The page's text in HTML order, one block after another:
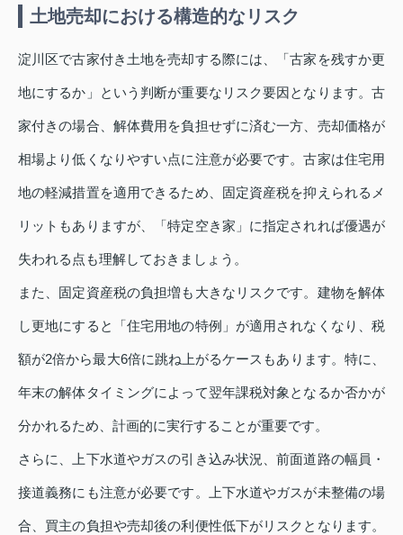
土地売却における構造的なリスク
淀川区で古家付き土地を売却する際には、「古家を残すか更
地にするか」という判断が重要なリスク要因となります。古
家付きの場合、解体費用を負担せずに済む一方、売却価格が
相場より低くなりやすい点に注意が必要です。古家は住宅用
地の軽減措置を適用できるため、固定資産税を抑えられるメ
リットもありますが、「特定空き家」に指定されれば優遇が
失われる点も理解しておきましょう。
また、固定資産税の負担増も大きなリスクです。建物を解体
し更地にすると「住宅用地の特例」が適用されなくなり、税
額が2倍から最大6倍に跳ね上がるケースもあります。特に、
年末の解体タイミングによって翌年課税対象となるか否かが
分かれるため、計画的に実行することが重要です。
さらに、上下水道やガスの引き込み状況、前面道路の幅員・
接道義務にも注意が必要です。上下水道やガスが未整備の場
合、買主の負担や売却後の利便性低下がリスクとなります。